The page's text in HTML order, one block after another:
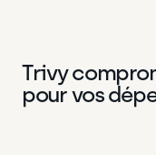
DevOps 3 Avr
Trivy
pour vos